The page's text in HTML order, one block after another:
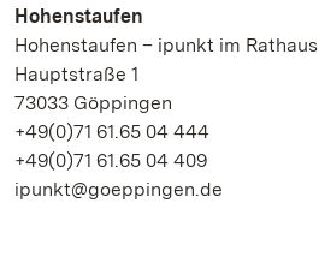
Hohenstaufen
Hohenstaufen – ipunkt im Rathaus
Hauptstraße 1
73033 Göppingen
+49(0)71 61.65 04 444
+49(0)71 61.65 04 409
ipunkt@goeppingen.de